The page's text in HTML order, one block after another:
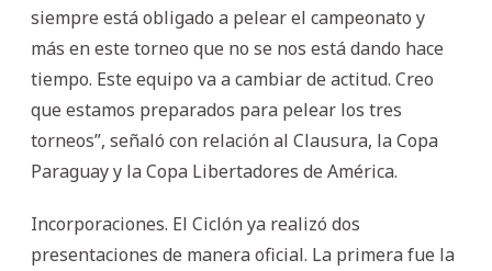
siempre está obligado a pelear el campeonato y
más en este torneo que no se nos está dando hace
tiempo. Este equipo va a cambiar de actitud. Creo
que estamos preparados para pelear los tres
torneos”, señaló con relación al Clausura, la Copa
Paraguay y la Copa Libertadores de América.
Incorporaciones. El Ciclón ya realizó dos
presentaciones de manera oficial. La primera fue la